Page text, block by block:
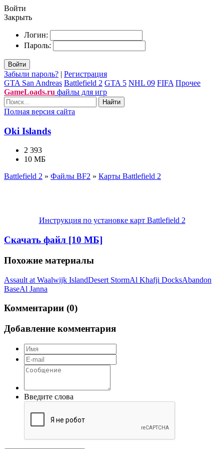
Войти
Закрыть
Логин:
Пароль:
Войти
Забыли пароль? | Регистрация
GTA San Andreas Battlefield 2 GTA 5 NHL 09 FIFA Прочее
GameLoads.ru файлы для игр
Найти
Полная версия сайта
Oki Islands
2 393
10 МБ
Battlefield 2 » Файлы BF2 » Карты Battlefield 2
Инструкция по установке карт Battlefield 2
Скачать файл [10 МБ]
Похожие материалы
Assault at Waalwijk IslandDesert StormAl Khafji DocksAbandon
BaseAl Janna
Комментарии (0)
Добавление комментария
Введите слова